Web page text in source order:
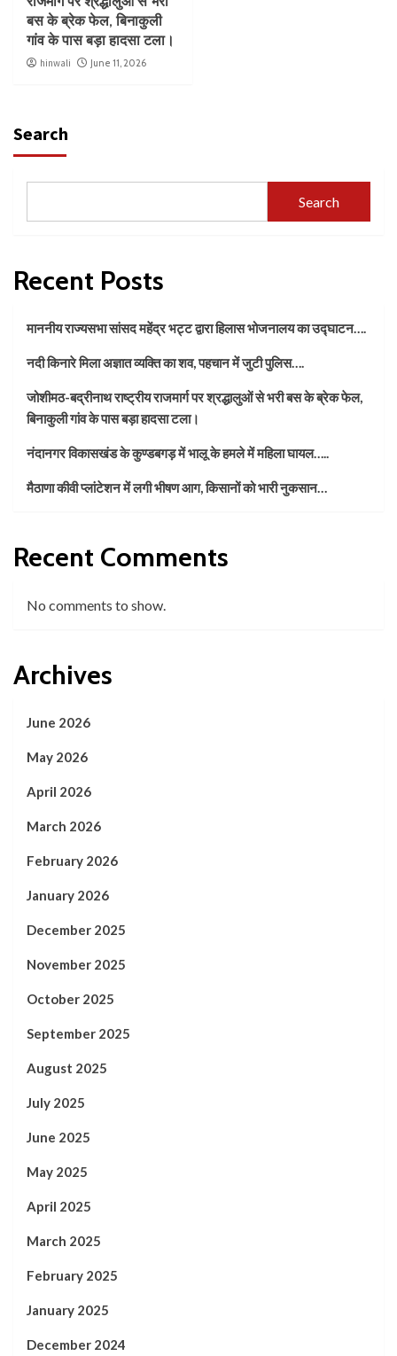
बस के ब्रेक फेल, बिनाकुली
गांव के पास बड़ा हादसा टला।
hinwali June 11, 2026
Search
Search
Recent Posts
माननीय राज्यसभा सांसद महेंद्र भट्ट द्वारा हिलास भोजनालय का उद्घाटन….
नदी किनारे मिला अज्ञात व्यक्ति का शव, पहचान में जुटी पुलिस….
जोशीमठ-बद्रीनाथ राष्ट्रीय राजमार्ग पर श्रद्धालुओं से भरी बस के ब्रेक फेल,
बिनाकुली गांव के पास बड़ा हादसा टला।
नंदानगर विकासखंड के कुण्डबगड़ में भालू के हमले में महिला घायल…..
मैठाणा कीवी प्लांटेशन में लगी भीषण आग, किसानों को भारी नुकसान…
Recent Comments
No comments to show.
Archives
June 2026
May 2026
April 2026
March 2026
February 2026
January 2026
December 2025
November 2025
October 2025
September 2025
August 2025
July 2025
June 2025
May 2025
April 2025
March 2025
February 2025
January 2025
December 2024